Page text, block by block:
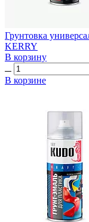
Грунтовка
KERRY
В корзину
В корзине